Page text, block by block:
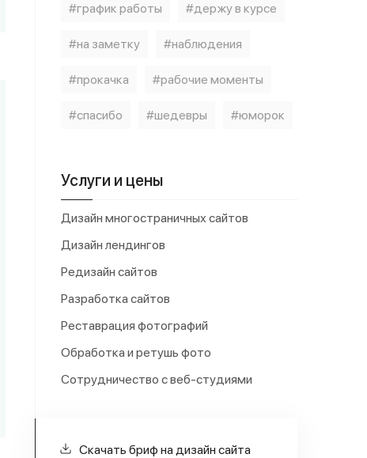
#график работы #держу в курсе
#на заметку #наблюдения
#прокачка #рабочие моменты
#спасибо #шедевры #юморок
Услуги и цены
Дизайн многостраничных сайтов
Дизайн лендингов
Редизайн сайтов
Разработка сайтов
Реставрация фотографий
Обработка и ретушь фото
Сотрудничество с веб-студиями
Скачать бриф на дизайн сайта